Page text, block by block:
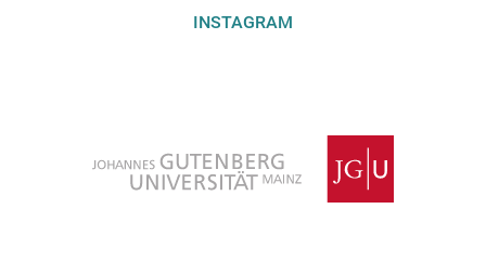
INSTAGRAM